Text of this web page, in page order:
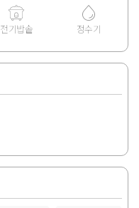
전기밥솥 정수기